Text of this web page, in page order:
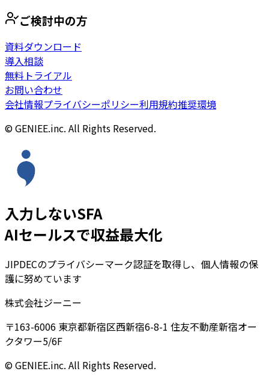
ご検討中の方
資料ダウンロード
導入相談
無料トライアル
お問い合わせ
会社情報プライバシーポリシー利用規約推奨環境
© GENIEE.inc. All Rights Reserved.
入力しないSFA
AIセールスで収益最大化
JIPDECのプライバシーマーク認証を取得し、個人情報の保
護に努めています
株式会社ジーニー
〒163-6006 東京都新宿区西新宿6-8-1 住友不動産新宿オー
クタワー5/6F
© GENIEE.inc. All Rights Reserved.